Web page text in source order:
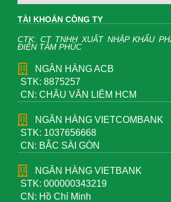
TÀI KHOẢN CÔNG TY
CTK: CT TNHH XUẤT NHẬP KHẨU
ĐIỆN TÂM PHÚC
NGÂN HÀNG ACB
STK: 8875257
CN: CHÂU VĂN LIÊM HCM
NGÂN HÀNG VIETCOMBANK
STK: 1037656668
CN: BẮC SÀI GÒN
NGÂN HÀNG VIETBANK
STK: 000000343219
CN: Hồ Chí Minh